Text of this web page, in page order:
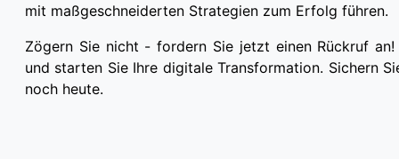
mit maßgeschneiderten Strategien zum Erfolg führen.
Zögern Sie nicht - fordern Sie jetzt einen Rückruf an!
und starten Sie Ihre digitale Transformation. Sichern
noch heute.